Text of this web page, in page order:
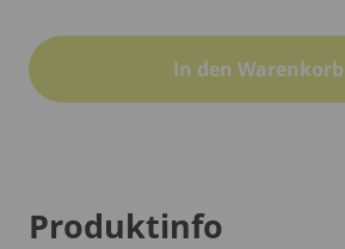
In den Warenkorb
Produktinfo